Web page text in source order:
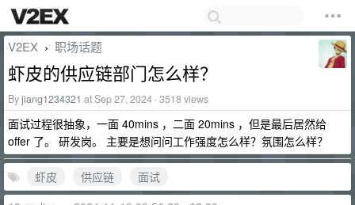
V2EX › 职场话题
虾皮的供应链部门怎么样？
Byjiang1234321 at Sep 27, 2024 · 3518 views
面试过程很抽象，一面 40mins ，二面 20mins ，但是最后居然给
offer 了。 研发岗。 主要是想问问工作强度怎么样？氛围怎么样？
虾皮 供应链
面试